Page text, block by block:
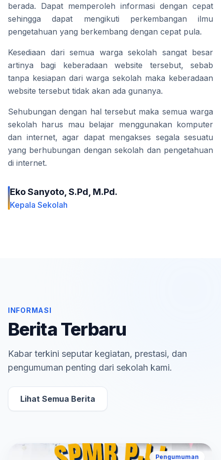
berada. Dapat memperoleh informasi dengan cepat
sehingga dapat mengikuti perkembangan ilmu
pengetahuan yang berkembang dengan cepat pula.
Kesediaan dari semua warga sekolah sangat besar
artinya bagi keberadaan website tersebut, sebab
tanpa kesiapan dari warga sekolah maka keberadaan
website tersebut tidak akan ada gunanya.
Sehubungan dengan hal tersebut maka semua warga
sekolah harus mau belajar menggunakan komputer
dan internet, agar dapat mengakses segala sesuatu
yang berhubungan dengan sekolah dan pengetahuan
di internet.
Eko Sanyoto, S.Pd, M.Pd.
Kepala Sekolah
INFORMASI
Berita Terbaru
Kabar terkini seputar kegiatan, prestasi, dan
pengumuman penting dari sekolah kami.
Lihat Semua Berita
Pengumuman